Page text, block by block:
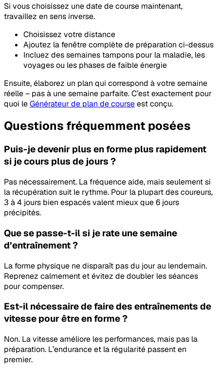
Si vous choisissez une date de course maintenant,
travaillez en sens inverse.
Choisissez votre distance
Ajoutez la fenêtre complète de préparation ci-dessus
Incluez des semaines tampons pour la maladie, les
voyages ou les phases de faible énergie
Ensuite, élaborez un plan qui correspond à votre semaine
réelle – pas à une semaine parfaite. C’est exactement pour
quoi leGénérateur de plan de courseest conçu.
Questions fréquemment posées
Puis-je devenir plus en forme plus rapidement
si je cours plus de jours ?
Pas nécessairement. La fréquence aide, mais seulement si
la récupération suit le rythme. Pour la plupart des coureurs,
3 à 4 jours bien espacés valent mieux que 6 jours
précipités.
Que se passe-t-il si je rate une semaine
d’entraînement ?
La forme physique ne disparaît pas du jour au lendemain.
Reprenez calmement et évitez de doubler les séances
pour compenser.
Est-il nécessaire de faire des entraînements de
vitesse pour être en forme ?
Non. La vitesse améliore les performances, mais pas la
préparation. L’endurance et la régularité passent en
premier.